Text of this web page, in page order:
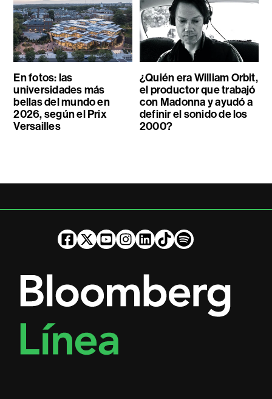
En fotos: las
universidades más
bellas del mundo en
2026, según el Prix
Versailles
¿Quién era William Orbit,
el productor que trabajó
con Madonna y ayudó a
definir el sonido de los
2000?